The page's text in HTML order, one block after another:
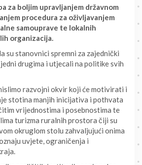
za boljim upravljanjem državnom
procedura za oživljavanjem
samouprave te lokalnih
organizacija.
su stanovnici spremni za zajednički
drugima i utjecali na politike svih
razvojni okvir koji će motivirati i
stotina manjih inicijativa i pothvata
vrijednostima i posebnostima te
turizma ruralnih prostora čiji su
okruglom stolu zahvaljujući onima
uvjete, ograničenja i